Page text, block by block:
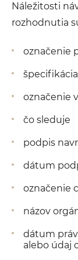
Náležitosti
rozhodnutia
označenie
označenie
čo sleduje
podpis
dátum
označenie
názov
dátum
alebo údaj